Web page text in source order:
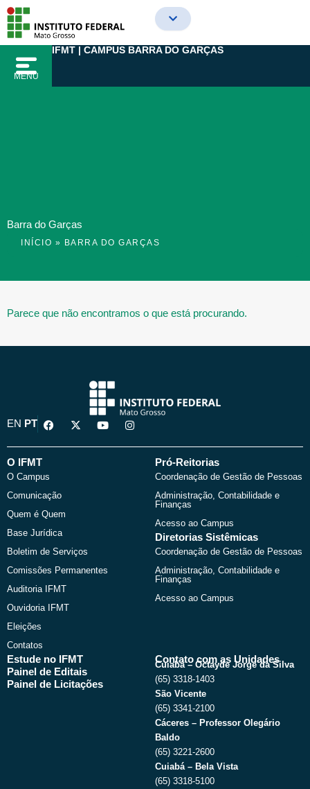
para
conteúdo
MENU
IFMT | CAMPUS BARRA DO GARÇAS
Barra do Garças
INÍCIO » BARRA DO GARÇAS
Parece que não encontramos o que está procurando.
EN PT
F
a
e
o
k
X
-
w
Y
o
t
I
n
t
O IFMT
O Campus
Comunicação
Quem é Quem
Base Jurídica
Boletim de Serviços
Comissões Permanentes
Auditoria IFMT
Ouvidoria IFMT
Eleições
Contatos
Pró-Reitorias
Coordenação de Gestão de Pessoas
Administração, Contabilidade e
Finanças
Acesso ao Campus
Diretorias Sistêmicas
Coordenação de Gestão de Pessoas
Administração, Contabilidade e
Finanças
Acesso ao Campus
Estude no IFMT
Painel de Editais
Painel de Licitações
Contato com as Unidades
Cuiabá – Octayde Jorge da Silva
(65) 3318-1403
São Vicente
(65) 3341-2100
Cáceres – Professor Olegário
Baldo
(65) 3221-2600
Cuiabá – Bela Vista
(65) 3318-5100